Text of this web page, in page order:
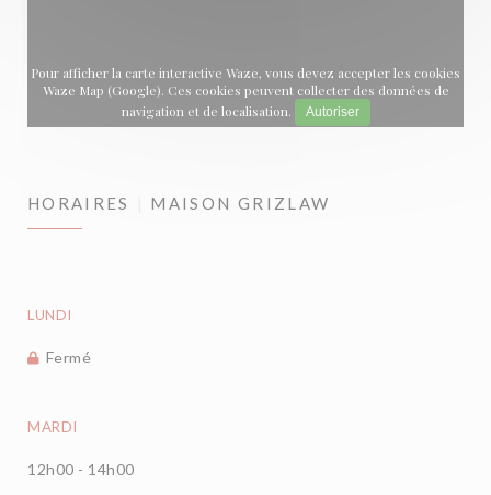
Pour afficher la carte interactive Waze, vous devez accepter les cookies
Waze Map (Google). Ces cookies peuvent collecter des données de
navigation et de localisation.
Autoriser
HORAIRES MAISON GRIZLAW
LUNDI
Fermé
MARDI
12h00 - 14h00